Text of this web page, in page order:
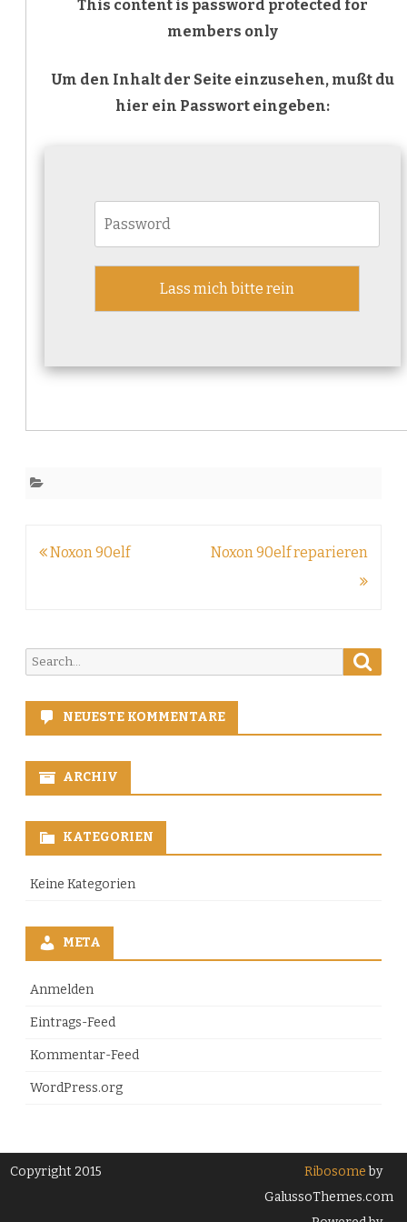
This content is password protected for
members only
Um den Inhalt der Seite einzusehen, mußt du
hier ein Passwort eingeben:
Beitragsnavigation
Noxon 90elf Noxon 90elf reparieren
Search
for:
NEUESTE KOMMENTARE
ARCHIV
KATEGORIEN
Keine Kategorien
META
Anmelden
Eintrags-Feed
Kommentar-Feed
WordPress.org
Copyright 2015 Ribosomeby
GalussoThemes.com